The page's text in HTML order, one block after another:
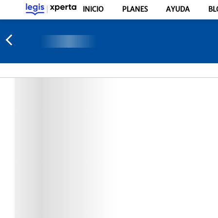
INICIO PLANES AYUDA